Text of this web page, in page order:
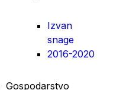
Izvan
snage
2016-2020
Gospodarstvo